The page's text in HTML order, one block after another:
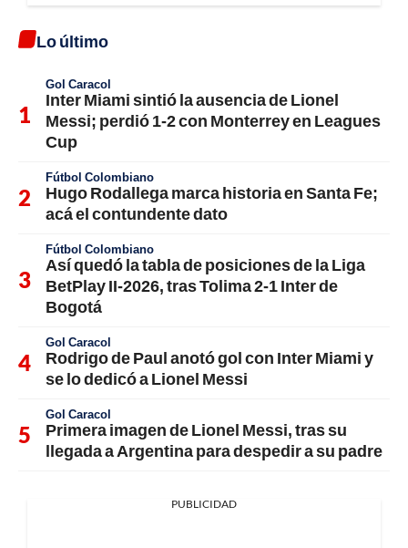
Lo último
Gol Caracol
Inter Miami sintió la ausencia de Lionel
Messi; perdió 1-2 con Monterrey en Leagues
Cup
Fútbol Colombiano
Hugo Rodallega marca historia en Santa Fe;
acá el contundente dato
Fútbol Colombiano
Así quedó la tabla de posiciones de la Liga
BetPlay II-2026, tras Tolima 2-1 Inter de
Bogotá
Gol Caracol
Rodrigo de Paul anotó gol con Inter Miami y
se lo dedicó a Lionel Messi
Gol Caracol
Primera imagen de Lionel Messi, tras su
llegada a Argentina para despedir a su padre
PUBLICIDAD